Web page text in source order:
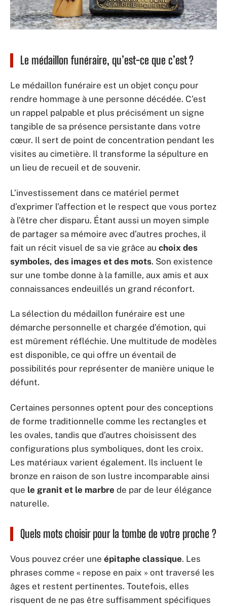
Le médaillon funéraire, qu’est-ce que c’est ?
Le médaillon funéraire est un objet conçu pour
rendre hommage à une personne décédée. C’est
un rappel palpable et plus précisément un signe
tangible de sa présence persistante dans votre
cœur. Il sert de point de concentration pendant les
visites au cimetière. Il transforme la sépulture en
un lieu de recueil et de souvenir.
L’investissement dans ce matériel permet
d’exprimer l’affection et le respect que vous portez
à l’être cher disparu. Étant aussi un moyen simple
de partager sa mémoire avec d’autres proches, il
fait un récit visuel de sa vie grâce au choix des
symboles, des images et des mots. Son existence
sur une tombe donne à la famille, aux amis et aux
connaissances endeuillés un grand réconfort.
La sélection du médaillon funéraire est une
démarche personnelle et chargée d’émotion, qui
est mûrement réfléchie. Une multitude de modèles
est disponible, ce qui offre un éventail de
possibilités pour représenter de manière unique le
défunt.
Certaines personnes optent pour des conceptions
de forme traditionnelle comme les rectangles et
les ovales, tandis que d’autres choisissent des
configurations plus symboliques, dont les croix.
Les matériaux varient également. Ils incluent le
bronze en raison de son lustre incomparable ainsi
que le granit et le marbre de par de leur élégance
naturelle.
Quels mots choisir pour la tombe de votre proche ?
Vous pouvez créer une épitaphe classique. Les
phrases comme « repose en paix » ont traversé les
âges et restent pertinentes. Toutefois, elles
risquent de ne pas être suffisamment spécifiques